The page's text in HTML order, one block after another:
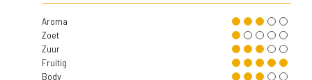
Aroma
Zoet
Zuur
Fruitig
Body